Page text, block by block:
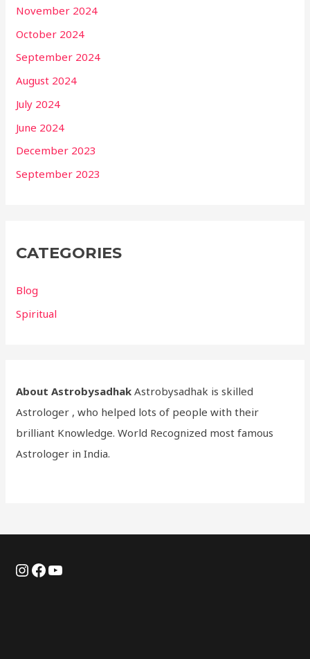
November 2024
October 2024
September 2024
August 2024
July 2024
June 2024
December 2023
September 2023
CATEGORIES
Blog
Spiritual
About Astrobysadhak Astrobysadhak is skilled
Astrologer , who helped lots of people with their
brilliant Knowledge. World Recognized most famous
Astrologer in India.